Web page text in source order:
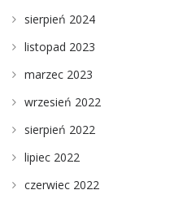
sierpień 2024
listopad 2023
marzec 2023
wrzesień 2022
sierpień 2022
lipiec 2022
czerwiec 2022